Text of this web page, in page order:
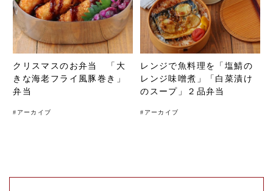
クリスマスのお弁当 「大
きな海老フライ風豚巻き」
弁当
# アーカイブ
レンジで魚料理を「塩鯖の
レンジ味噌煮」「白菜漬け
のスープ」２品弁当
# アーカイブ